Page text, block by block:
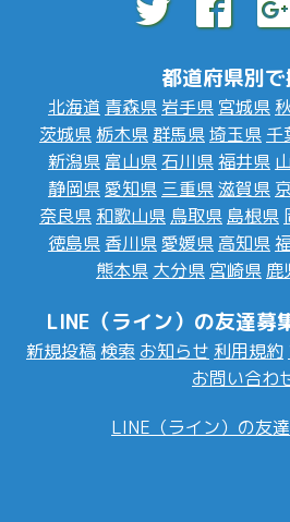
都道府県別で
北海道 青森県 岩手県 宮城県
茨城県 栃木県群馬県埼玉県 千
新潟県 富山県 石川県福井県
静岡県愛知県 三重県滋賀県
奈良県 和歌山県 鳥取県 島根県
徳島県 香川県愛媛県 高知県
熊本県 大分県 宮崎県 鹿
LINE（ライン）の友達募
新規投稿 検索 お知らせ 利用規約
お問い合わ
LINE（ライン）の友